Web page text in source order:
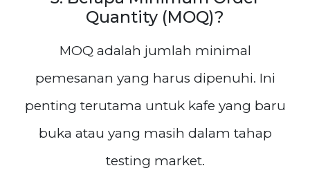
Quantity (MOQ)?
MOQ adalah jumlah minimal
pemesanan yang harus dipenuhi. Ini
penting terutama untuk kafe yang baru
buka atau yang masih dalam tahap
testing market.